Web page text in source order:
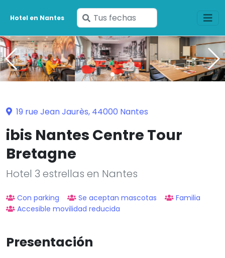
Hotel en Nantes
Ingresa
tus
fechas
19 rue Jean Jaurès, 44000 Nantes
ibis Nantes Centre Tour
Bretagne
Hotel 3 estrellas en Nantes
Con parking Se aceptan mascotas
Familia
Accesible movilidad reducida
Presentación